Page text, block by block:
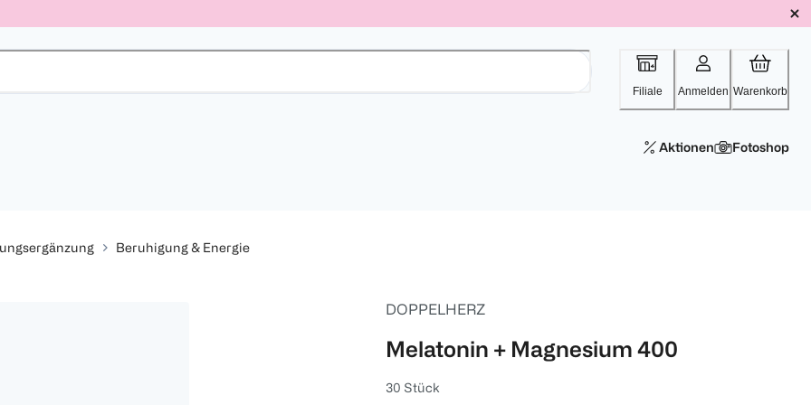
Filiale Anmelden Warenkorb
Aktionen Fotoshop
Beruhigung & Energie
DOPPELHERZ
Melatonin + Magnesium 400
30 Stück